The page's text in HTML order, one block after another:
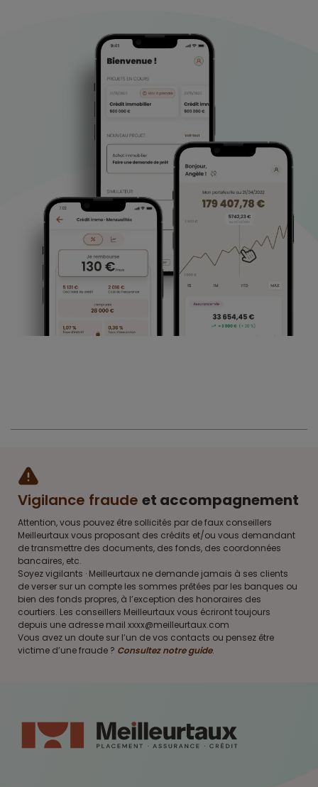
Vigilance fraude et accompagnement
Attention, vous pouvez être sollicités par de faux conseillers
Meilleurtaux vous proposant des crédits et/ou vous demandant
de transmettre des documents, des fonds, des coordonnées
bancaires, etc.
Soyez vigilants · Meilleurtaux ne demande jamais à ses clients
de verser sur un compte les sommes prêtées par les banques ou
bien des fonds propres, à l’exception des honoraires des
courtiers. Les conseillers Meilleurtaux vous écriront toujours
depuis une adresse mail xxxx@meilleurtaux.com
Vous avez un doute sur l’un de vos contacts ou pensez être
victime d’une fraude ? Consultez notre guide.